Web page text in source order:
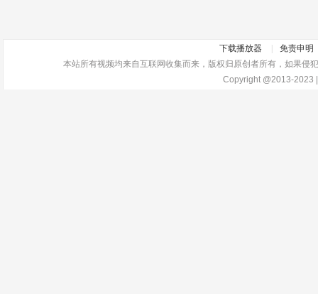
下载播放器
免责申明
本站所有视频均来自互联网收集而来，版权归原创者所有，如果
Copyright @2013-2023